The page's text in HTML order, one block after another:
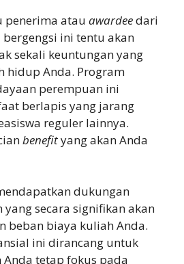
penerima atau awardeedari
ini tentu akan
sekali keuntungan yang
hidup Anda. Program
perempuan ini
berlapis yang jarang
reguler lainnya.
benefityang akan Anda
dukungan
yang secara signifikan akan
beban biaya kuliah Anda.
ini dirancang untuk
Anda tetap fokus pada